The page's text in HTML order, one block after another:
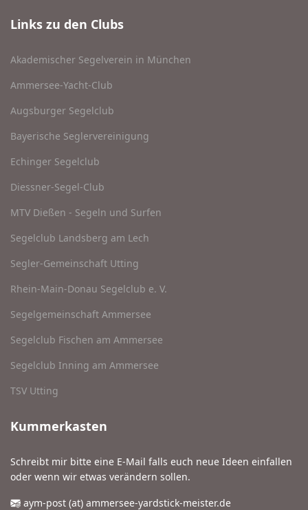
Links zu den Clubs
Akademischer Segelverein in München
Ammersee-Yacht-Club
Augsburger Segelclub
Bayerische Seglervereinigung
Echinger Segelclub
Diessner-Segel-Club
MTV Dießen - Segeln und Surfen
Segelclub Landsberg am Lech
Segler-Gemeinschaft Utting
Rhein-Main-Donau Segelclub e. V.
Segelgemeinschaft Ammersee
Segelclub Fischen am Ammersee
Segelclub Inning am Ammersee
TSV Utting
Kummerkasten
Schreibt mir bitte eine E-Mail falls euch neue Ideen einfallen
oder wenn wir etwas verändern sollen.
aym-post (at) ammersee-yardstick-meister.de